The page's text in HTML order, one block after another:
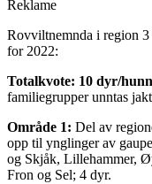
Reklame
Rovviltnemnda i region
for 2022:
Totalkvote: 10 dyr/
familiegrupper unntas
Område 1: Del av
opp til ynglinger av
og Skjåk, Lillehammer,
Fron og Sel; 4 dyr.